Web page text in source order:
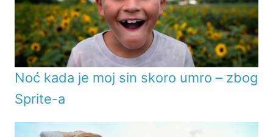
Noć kada je moj sin skoro umro – zbog
Sprite-a